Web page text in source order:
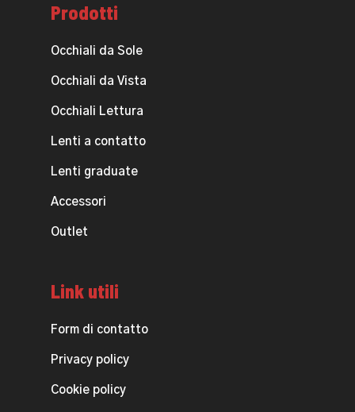
Prodotti
Occhiali da Sole
Occhiali da Vista
Occhiali Lettura
Lenti a contatto
Lenti graduate
Accessori
Outlet
Link utili
Form di contatto
Privacy policy
Cookie policy